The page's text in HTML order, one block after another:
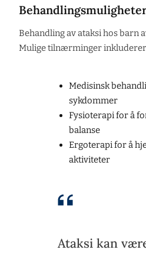
Behandling av ataksi hos barn
Mulige tilnærminger
Medisinsk
sykdommer
Fysioterapi for å
balanse
Ergoterapi for å
aktiviteter
Ataksi kan